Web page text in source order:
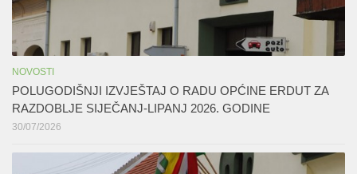
NOVOSTI
POLUGODIŠNJI IZVJEŠTAJ O RADU OPĆINE ERDUT ZA
RAZDOBLJE SIJEČANJ-LIPANJ 2026. GODINE
30/07/2026